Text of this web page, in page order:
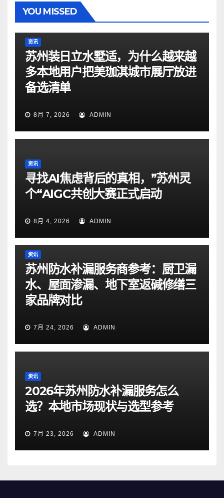
YOU MISSED
资讯
苏州装日立水墅适，为什么越来越
多本地用户把美珈淇城市展厅放进
备选清单
8月 7, 2026 ADMIN
资讯
寻找AI焦虑背后的真相，”苏州灵
个“AIGC共创大赛正式启动
8月 4, 2026 ADMIN
资讯
苏州防水补漏服务商参考：厨卫漏
水、屋面渗漏、地下室返碱修缮三
家品牌对比
7月 24, 2026 ADMIN
资讯
2026年苏州防水补漏服务怎么
选？本地市场现状与选型参考
7月 23, 2026 ADMIN